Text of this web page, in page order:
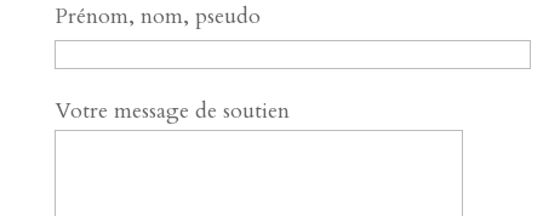
Prénom, nom, pseudo
Votre message de soutien